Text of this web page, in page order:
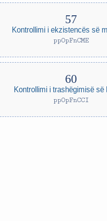
Kontrollimi i ekzistencës së
ppOpFnCME
Kontrollimi i trashëgimisë së
ppOpFnCCI